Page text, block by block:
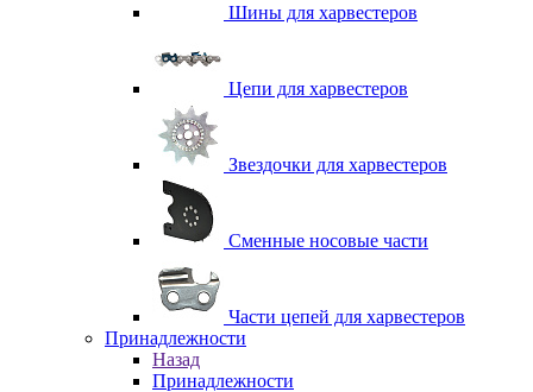
Шины для харвестеров
Цепи для харвестеров
Звездочки для харвестеров
Сменные носовые части
Части цепей для харвестеров
Принадлежности
Назад
Принадлежности